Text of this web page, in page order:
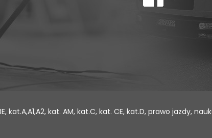
kat.A,A1,A2, kat. AM, kat.C, kat. CE, kat.D, prawo jazdy,